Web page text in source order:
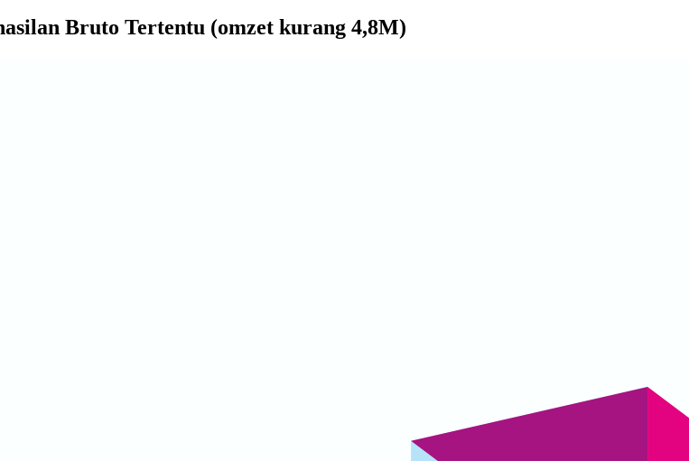
Bruto Tertentu (omzet kurang 4,8M)